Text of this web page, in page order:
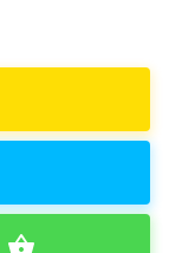
shopping_basket